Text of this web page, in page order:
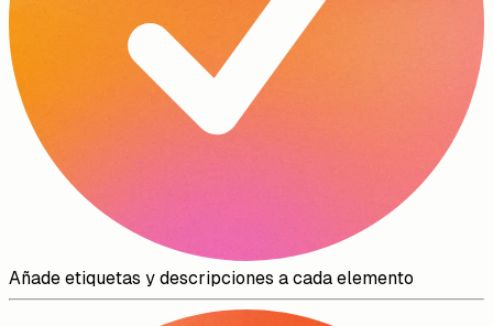
Añade etiquetas y descripciones a cada elemento